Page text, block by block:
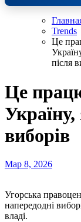
Trends
Це
після
Це
виборів
Мар 8, 2026
Угорська правоцентристська партія «Тиса» випереджає правлячу партію прем’єр-міністра Віктора Орбана «Фідес»
напередодні
владі.